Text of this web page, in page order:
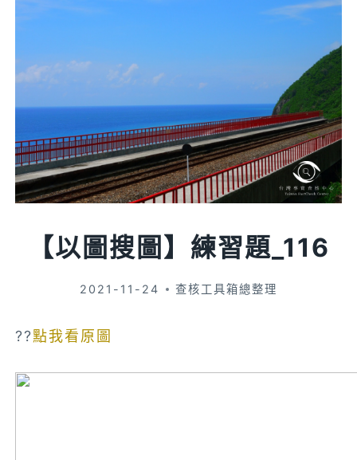
【以圖搜圖】練習題_116
2021-11-24 查核工具箱總整理
??點我看原圖